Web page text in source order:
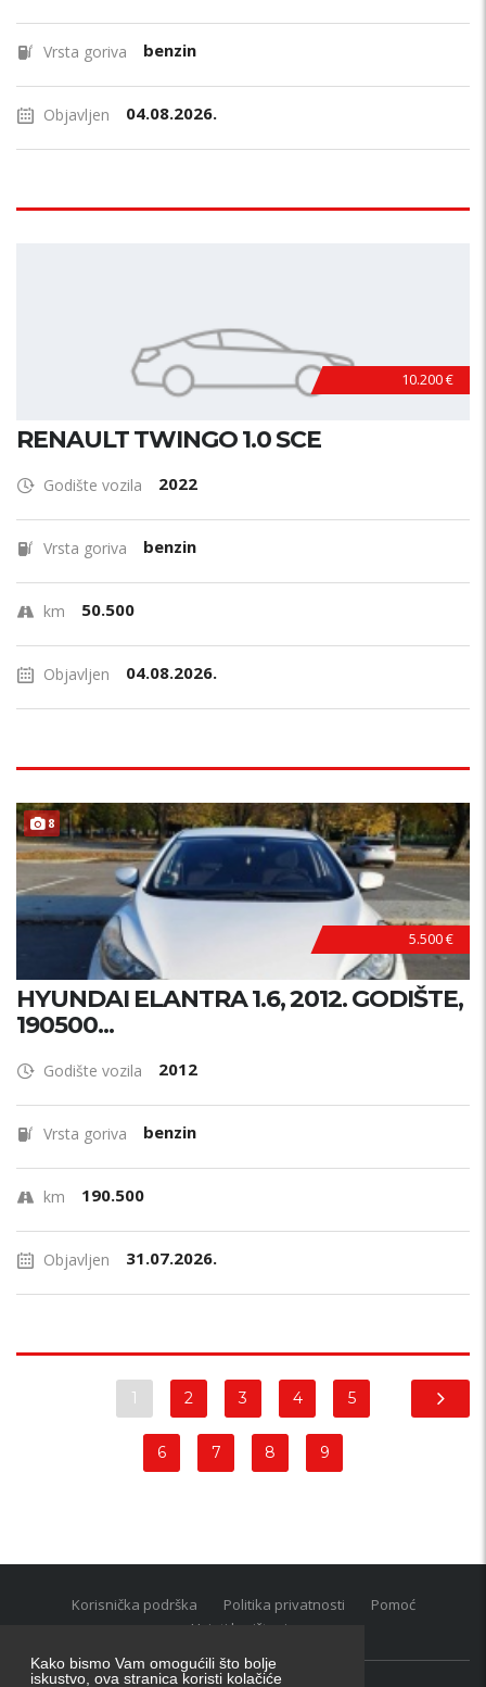
Kako bismo Vam omogućili što bolje
iskustvo, ova stranica koristi kolačiće
Vrsta goriva benzin
Objavljen 04.08.2026.
10.200 €
RENAULT TWINGO 1.0 SCE
Godište vozila 2022
Vrsta goriva benzin
km 50.500
Objavljen 04.08.2026.
8
5.500 €
HYUNDAI ELANTRA 1.6, 2012. GODIŠTE,
190500...
Godište vozila 2012
Vrsta goriva benzin
km 190.500
Objavljen 31.07.2026.
1 2 3 4 5
6 7 8 9
Korisnička podrška Politika privatnosti
Pomoć
Uvjeti korištenja